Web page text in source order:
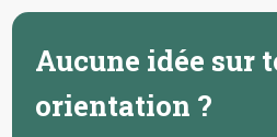
Aucune idée sur
orientation ?